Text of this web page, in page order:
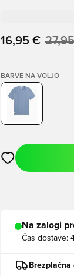
16,95 €
BARVE NA VOLJO
Odpre Modal za
Na zalogi
Čas dostave:
Brezplačna